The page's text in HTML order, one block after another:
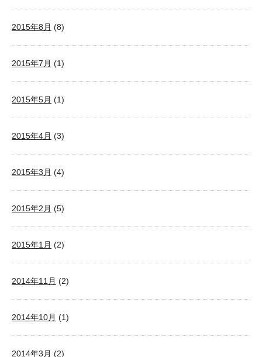
2015年8月 (8)
2015年7月 (1)
2015年5月 (1)
2015年4月 (3)
2015年3月 (4)
2015年2月 (5)
2015年1月 (2)
2014年11月 (2)
2014年10月 (1)
2014年3月 (2)